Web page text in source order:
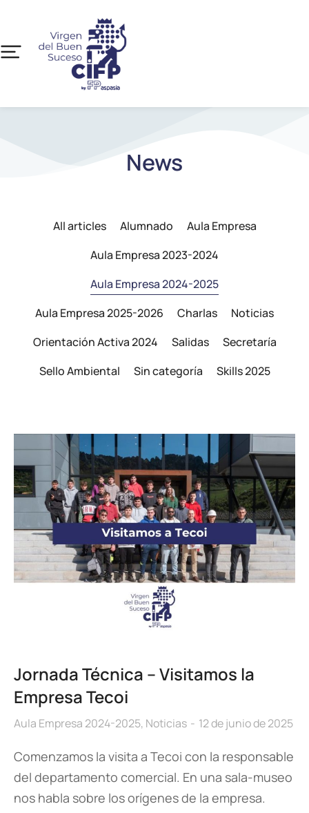
News
All articles Alumnado
Aula Empresa
Aula Empresa 2023-2024
Aula Empresa 2024-2025
Aula Empresa 2025-2026
Charlas
Noticias
Orientación Activa 2024
Salidas
Secretaría
Sello Ambiental
Sin categoría Skills 2025
Jornada Técnica – Visitamos la
Empresa Tecoi
Aula Empresa 2024-2025, Noticias 12 de junio de 2025
Comenzamos la visita a Tecoi con la responsable
del departamento comercial. En una sala-museo
nos habla sobre los orígenes de la empresa.